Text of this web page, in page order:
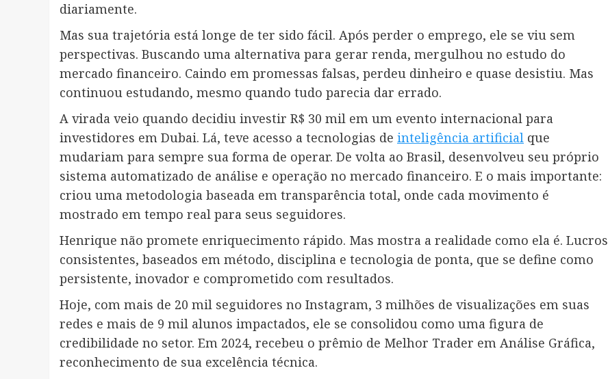
diariamente.
Mas sua trajetória está longe de ter sido fácil. Após perder o emprego, ele se viu sem
perspectivas. Buscando uma alternativa para gerar renda, mergulhou no estudo do
mercado financeiro. Caindo em promessas falsas, perdeu dinheiro e quase desistiu. Mas
continuou estudando, mesmo quando tudo parecia dar errado.
A virada veio quando decidiu investir R$ 30 mil em um evento internacional para
investidores em Dubai. Lá, teve acesso a tecnologias de inteligência artificial que
mudariam para sempre sua forma de operar. De volta ao Brasil, desenvolveu seu próprio
sistema automatizado de análise e operação no mercado financeiro. E o mais importante:
criou uma metodologia baseada em transparência total, onde cada movimento é
mostrado em tempo real para seus seguidores.
Henrique não promete enriquecimento rápido. Mas mostra a realidade como ela é. Lucros
consistentes, baseados em método, disciplina e tecnologia de ponta, que se define como
persistente, inovador e comprometido com resultados.
Hoje, com mais de 20 mil seguidores no Instagram, 3 milhões de visualizações em suas
redes e mais de 9 mil alunos impactados, ele se consolidou como uma figura de
credibilidade no setor. Em 2024, recebeu o prêmio de Melhor Trader em Análise Gráfica,
reconhecimento de sua excelência técnica.